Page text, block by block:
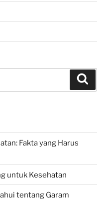
Fakta yang Harus
untuk Kesehatan
tentang Garam